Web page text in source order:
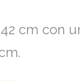
cm con